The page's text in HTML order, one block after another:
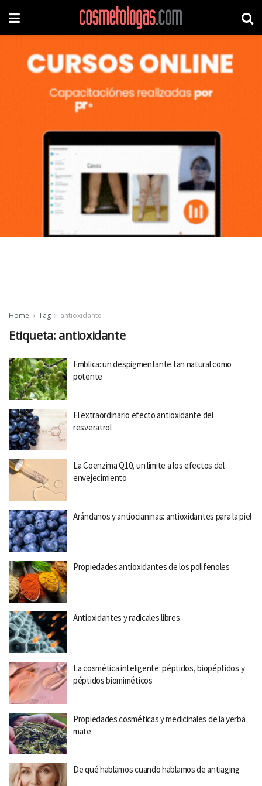
Home Tag antioxidante
Etiqueta: antioxidante
Emblica: un despigmentante tan natural como
potente
El extraordinario efecto antioxidante del
resveratrol
La Coenzima Q10, un límite a los efectos del
envejecimiento
Arándanos y antiocianinas: antioxidantes para la piel
Propiedades antioxidantes de los polifenoles
Antioxidantes y radicales libres
La cosmética inteligente: péptidos, biopéptidos y
péptidos biomiméticos
Propiedades cosméticas y medicinales de la yerba
mate
De qué hablamos cuando hablamos de antiaging